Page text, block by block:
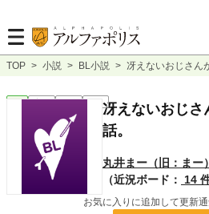
TOP > 小説 > BL小説 > 冴えないおじさん
BL 完結 短編 R18冴えないおじさ
話。
丸井まー（旧：まー）
（近況ボード：
14
お気に入りに追加して更新